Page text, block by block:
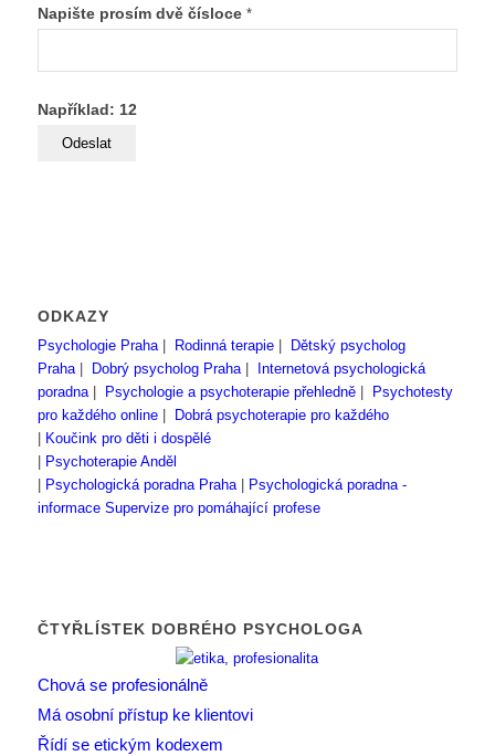
Napište prosím dvě čísloce *
Například: 12
ODKAZY
Psychologie Praha| Rodinná terapie|
Dětský psycholog
Praha| Dobrý psycholog Praha|
Internetová psychologická
poradna| Psychologie a psychoterapie přehledně|
Psychotesty
pro každého online|
Dobrá psychoterapie pro každého
Koučink pro děti i dospělé
Psychoterapie Anděl
Psychologická poradna Praha|
Psychologická poradna -
informace Supervize pro pomáhající profese
ČTYŘLÍSTEK DOBRÉHO PSYCHOLOGA
Chová se profesionálně
Má osobní přístup ke klientovi
Řídí se etickým kodexem